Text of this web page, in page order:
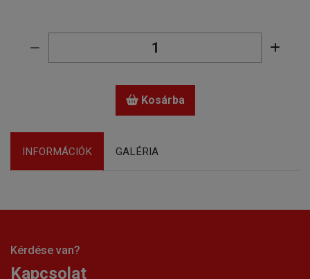
Kosárba
INFORMÁCIÓK GALÉRIA
Kérdése van?
Kapcsolat